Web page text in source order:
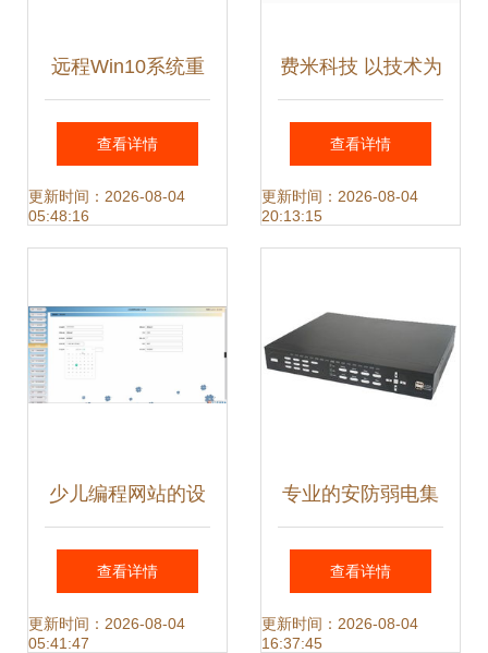
远程Win10系统重
装与常见故障解决
全指南
查看详情
更新时间：2026-08-04
05:48:16
费米科技 以技术为
引擎，驱动计算机
系统服务创新
查看详情
更新时间：2026-08-04
20:13:15
少儿编程网站的设
计与实现——基于
计算机系统服务的
查看详情
更新时间：2026-08-04
05:41:47
专业的安防弱电集
成方案服务商 ——
支撑广州智能化监
查看详情
更新时间：2026-08-04
16:37:45